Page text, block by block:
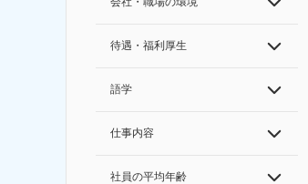
待遇・福利厚生
語学
仕事内容
社員の平均年齢